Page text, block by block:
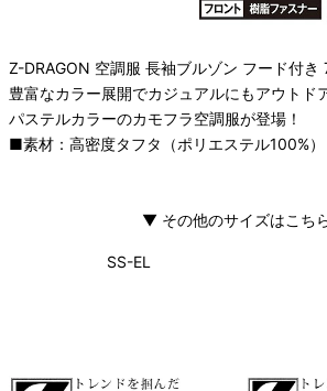
Z-DRAGON 空調服 長袖ブルゾン フード付き
豊富なカラー展開でカジュアルにもアウトド
パステルカラーのカモフラ空調服が登場！
■素材：高密度タフタ（ポリエステル100%）
▼ その他のサイズはこち
SS-EL